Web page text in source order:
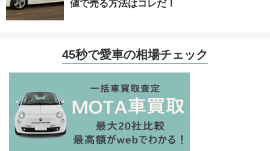
値で売る方法はコレだ！
45秒で愛車の相場チェック